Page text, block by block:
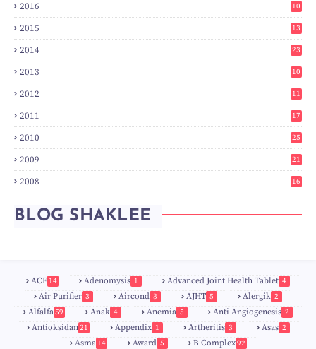
2016
10
3
2015
13
7
2014
23
2
2013
10
0
2012
11
3
2011
17
2010
25
0
2009
21
2008
16
BLOG SHAKLEE
ACE 14 Adenomysis 1 Advanced Joint Health Tablet 4
Air Purifier 3 Aircond 3 AJHT 5 Alergik 2
Alfalfa59 Anak 4 Anemia 5 Anti Angiogenesis 2
Antioksidan21 Appendix 1 Artheritis 3 Asas 2
Asma 14 Award 5 B Complex92